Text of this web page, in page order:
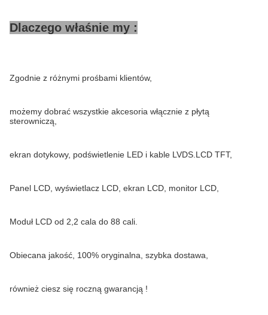
Dlaczego właśnie my :
Zgodnie z różnymi prośbami klientów,
możemy dobrać wszystkie akcesoria włącznie z płytą
sterowniczą,
ekran dotykowy, podświetlenie LED i kable LVDS.LCD TFT,
Panel LCD, wyświetlacz LCD, ekran LCD, monitor LCD,
Moduł LCD od 2,2 cala do 88 cali.
Obiecana jakość, 100% oryginalna, szybka dostawa,
również ciesz się roczną gwarancją !